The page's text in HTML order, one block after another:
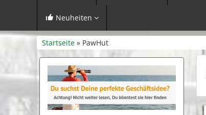
Neuheiten
Startseite » PawHut